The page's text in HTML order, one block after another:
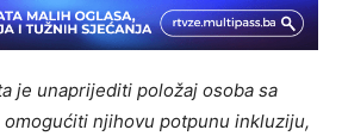
je unaprijediti položaj osoba sa
njihovu potpunu inkluziju,